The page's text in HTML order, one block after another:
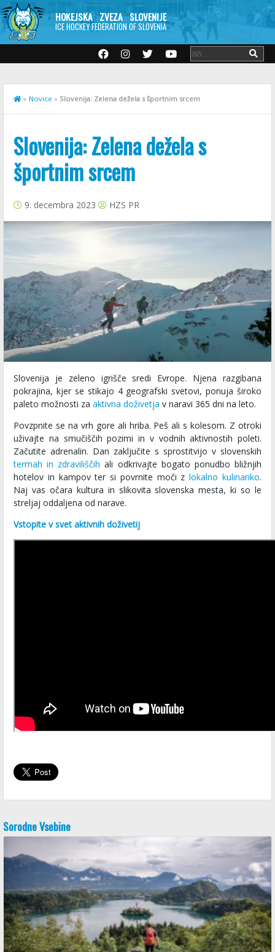
HOKEJSKA ZVEZA SLOVENIJE
ICE HOCKEY FEDERATION OF SLOVENIA
» Novice » Slovenija: Zelena dežela s športnim srcem
Slovenija: Zelena dežela s
športnim srcem
9. decembra 2023 HZS PR
Slovenija je zeleno igrišče sredi Evrope. Njena razgibana
pokrajina, kjer se stikajo 4 geografski svetovi, ponuja široko
paleto možnosti za aktivna doživetja v naravi 365 dni na leto.
Povzpnite se na vrh gore ali hriba. Peš ali s kolesom. Z otroki
uživajte na smučiščih pozimi in v vodnih aktivnostih poleti.
Začutite adrenalin. Dan zaključite s sprostitvijo v slovenskih
termah in zdraviliščih ali odkrivajte bogato ponudbo bližnjih
hotelov in kampov ter si povrnite moči zlokalno kulinariko.
Naj vas očara kultura in slikovita slovenska mesta, ki so le
streljaj oddaljena od narave.
Vstopite v svet aktivnih doživetij
Sorodne Vsebine